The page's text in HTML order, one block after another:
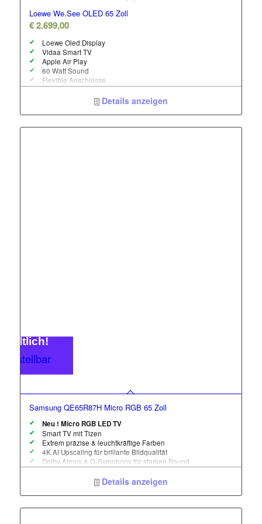
Loewe We.See OLED 65 Zoll
€2.699,00
Loewe Oled Display
Vidaa Smart TV
Apple Air Play
60 Watt Sound
Flexible Anschlüsse
drehbarer Standfuss
Details anzeigen
Samsung QE65R87H Micro RGB 65 Zoll
Neu ! Micro RGB LED TV
Smart TV mitTizen
Extrem präzise & leuchtkräftige Farben
4K AI Upscaling für brillante Bildqualität
Dolby Atmos & Q-Symphonyfür starken Sound
Modernes, nahezu rahmenloses Design
Details anzeigen